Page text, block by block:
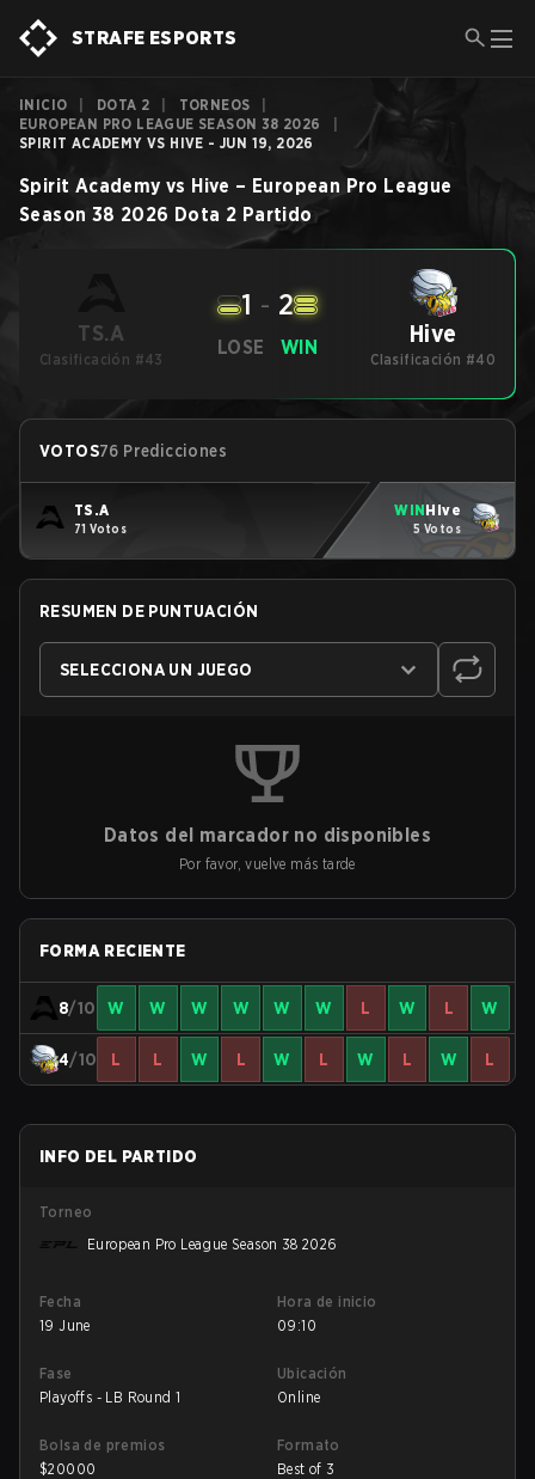
STRAFE ESPORTS
INICIO DOTA 2 TORNEOS
EUROPEAN PRO LEAGUE SEASON 38 2026
SPIRIT ACADEMY VS HIVE - JUN 19, 2026
Spirit Academy vs Hive – European Pro League
Season 38 2026 Dota 2 Partido
TS.A
Clasificación #43
LOSE
1 - 2
WIN Hive
Clasificación #40
VOTOS76 Predicciones
TS.A
71 Votos
WINHive
5 Votos
RESUMEN DE PUNTUACIÓN
SELECCIONA UN JUEGO
Datos del marcador no disponibles
Por favor, vuelve más tarde
FORMA RECIENTE
8/10 W W W W W W L W L W
4/10 L L W L W L W L W L
INFO DEL PARTIDO
Torneo
European Pro League Season 38 2026
Fecha
19 June
Hora de inicio
09:10
Fase
Playoffs - LB Round 1
Ubicación
Online
Bolsa de premios
$20000
Formato
Best of 3